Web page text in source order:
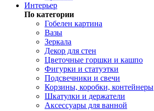
Интерьер
По категории
Гобелен картина
Вазы
Зеркала
Декор для стен
Цветочные горшки и кашпо
Фигурки и статуэтки
Подсвечники и свечи
Корзины, коробки, контейнеры
Шкатулки и держатели
Аксессуары для ванной